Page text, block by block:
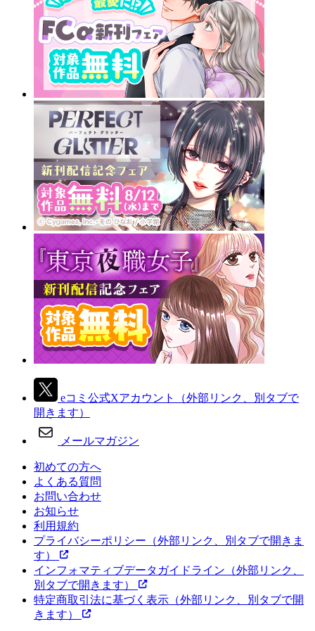
eコミ公式Xアカウント
（外部リンク、別タブで
開きます）
メールマガジン
初めての方へ
よくある質問
お問い合わせ
お知らせ
利用規約
プライバシーポリシー （外部リンク、別タブで開きま
す）
インフォマティブデータガイドライン （外部リンク、
別タブで開きます）
特定商取引法に基づく表示 （外部リンク、別タブで開
きます）